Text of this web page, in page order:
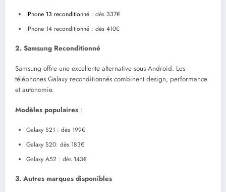
iPhone 13 reconditionné : dès 337€
iPhone 14 reconditionné : dès 410€
2. Samsung Reconditionné
Samsung offre une excellente alternative sous Android. Les
téléphones Galaxy reconditionnés combinent design, performance
et autonomie.
Modèles populaires :
Galaxy S21 : dès 199€
Galaxy S20: dès 183€
Galaxy A52 : dès 143€
3. Autres marques disponibles